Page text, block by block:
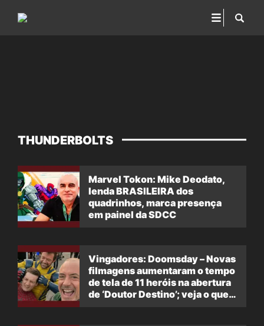
THUNDERBOLTS
Marvel Tokon: Mike Deodato,
lenda BRASILEIRA dos
quadrinhos, marca presença
em painel da SDCC
Vingadores: Doomsday – Novas
filmagens aumentaram o tempo
de tela de 11 heróis na abertura
de ‘Doutor Destino’; veja o que